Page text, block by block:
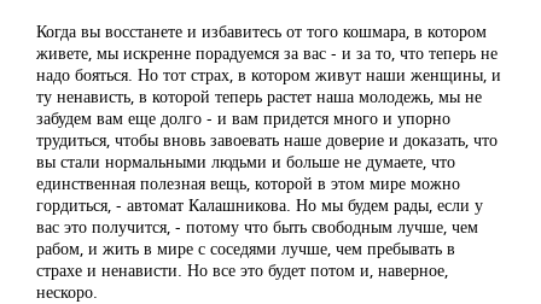
Когда вы восстанете и избавитесь от того кошмара, в котором
живете, мы искренне порадуемся за вас - и за то, что теперь не
надо бояться. Но тот страх, в котором живут наши женщины, и
ту ненависть, в которой теперь растет наша молодежь, мы не
забудем вам еще долго - и вам придется много и упорно
трудиться, чтобы вновь завоевать наше доверие и доказать, что
вы стали нормальными людьми и больше не думаете, что
единственная полезная вещь, которой в этом мире можно
гордиться, - автомат Калашникова. Но мы будем рады, если у
вас это получится, - потому что быть свободным лучше, чем
рабом, и жить в мире с соседями лучше, чем пребывать в
страхе и ненависти. Но все это будет потом и, наверное,
нескоро.